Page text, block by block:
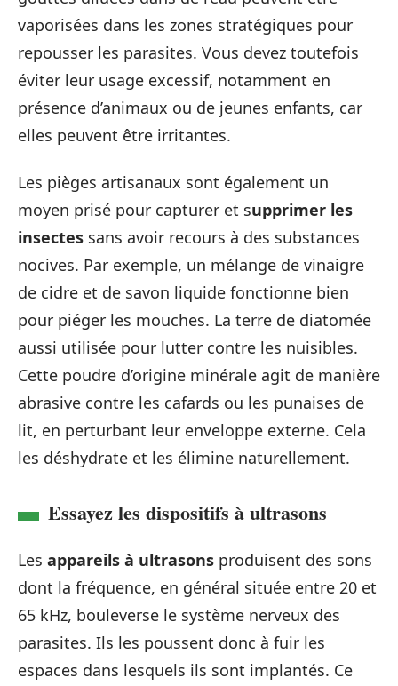
vaporisées dans les zones stratégiques pour
repousser les parasites. Vous devez toutefois
éviter leur usage excessif, notamment en
présence d’animaux ou de jeunes enfants, car
elles peuvent être irritantes.
Les pièges artisanaux sont également un
moyen prisé pour capturer et supprimer les
insectes sans avoir recours à des substances
nocives. Par exemple, un mélange de vinaigre
de cidre et de savon liquide fonctionne bien
pour piéger les mouches. La terre de diatomée
aussi utilisée pour lutter contre les nuisibles.
Cette poudre d’origine minérale agit de manière
abrasive contre les cafards ou les punaises de
lit, en perturbant leur enveloppe externe. Cela
les déshydrate et les élimine naturellement.
Essayez les dispositifs à ultrasons
Les appareils à ultrasons produisent des sons
dont la fréquence, en général située entre 20 et
65 kHz, bouleverse le système nerveux des
parasites. Ils les poussent donc à fuir les
espaces dans lesquels ils sont implantés. Ce